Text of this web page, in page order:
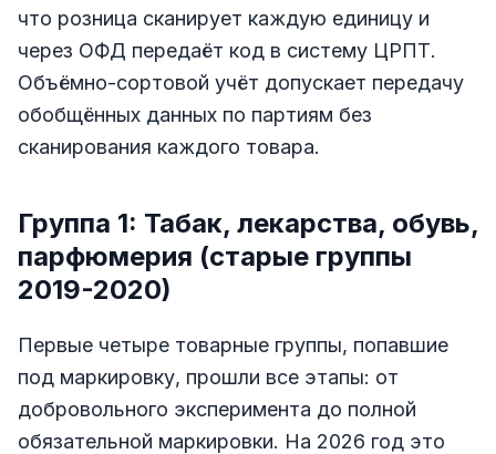
что розница сканирует каждую единицу и
через ОФД передаёт код в систему ЦРПТ.
Объёмно-сортовой учёт допускает передачу
обобщённых данных по партиям без
сканирования каждого товара.
Группа 1: Табак, лекарства, обувь,
парфюмерия (старые группы
2019-2020)
Первые четыре товарные группы, попавшие
под маркировку, прошли все этапы: от
добровольного эксперимента до полной
обязательной маркировки. На 2026 год это